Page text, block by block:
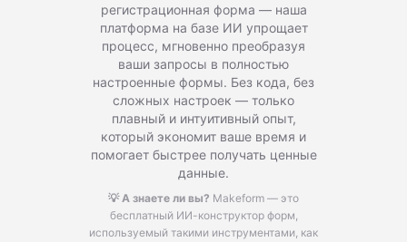
регистрационная форма — наша
платформа на базе ИИ упрощает
процесс, мгновенно преобразуя
ваши запросы в полностью
настроенные формы. Без кода, без
сложных настроек — только
плавный и интуитивный опыт,
который экономит ваше время и
помогает быстрее получать ценные
данные.
💡 А знаете ли вы? Makeform — это
бесплатный ИИ-конструктор форм,
используемый такими инструментами, как